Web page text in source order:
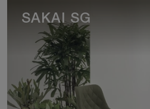
SAKAI SG